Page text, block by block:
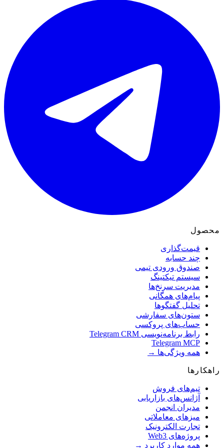
قیمت‌گذاری
چند حسابه
صندوق ورودی تیمی
سیستم تیکتینگ
مدیریت سرنخ‌ها
پیام‌های همگانی
تحلیل گفتگوها
ستون‌های سفارشی
حساب‌های پروکسی
رابط برنامه‌نویسی Telegram CRM
Telegram MCP
همه ویژگی‌ها →
تیم‌های فروش
آژانس‌های بازاریابی
مدیران انجمن
میزهای معاملاتی
تجارت الکترونیک
پروژه‌های Web3
همه موارد کاربرد →